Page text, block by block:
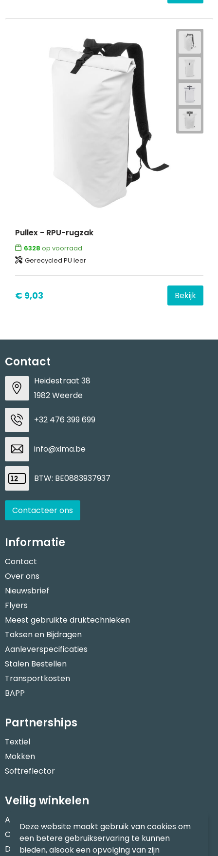
Pullex - RPU-rugzak
6328 op voorraad
Gerecycled PU leer
€ 9,03 Bekijk
Contact
Heidestraat 38
1982 Weerde
+32 476 399 699
info@xima.be
BTW: BE0883937937
Contacteer ons
Informatie
Contact
Over ons
Nieuwsbrief
Flyers
Meest gebruikte druktechnieken
Taksen en Bijdragen
Aanleverspecificaties
Stalen Bestellen
Transportkosten
BAPP
Partnerships
Textiel
Mokken
Softreflector
Veilig winkelen
Algemene voorwaarden
Cookieverklaring
Disclaimer
Deze website maakt gebruik van cookies om
een betere gebruikservaring te kunnen
bieden, alsook een opvolging van zijn